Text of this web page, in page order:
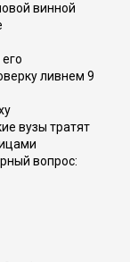
винной
ливнем 9
вузы тратят
вопрос: